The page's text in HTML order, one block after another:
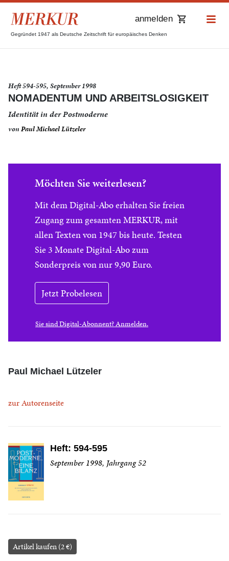
Gegründet 1947 als Deutsche Zeitschrift für europäisches Denken
anmelden
Heft 594-595, September 1998
NOMADENTUM UND ARBEITSLOSIGKEIT
Identität in der Postmoderne
vonPaul Michael Lützeler
Möchten Sie weiterlesen?
Mit dem Digital-Abo erhalten Sie freien
Zugang zum gesamten MERKUR, mit
allen Texten von 1947 bis heute. Testen
Sie 3 Monate Digital-Abo zum
Sonderpreis von nur 9,90 Euro.
Jetzt Probelesen
Sie sind Digital-Abonnent? Anmelden.
Paul Michael Lützeler
zur Autorenseite
Heft: 594-595
September 1998, Jahrgang 52
Artikel kaufen (2 €)